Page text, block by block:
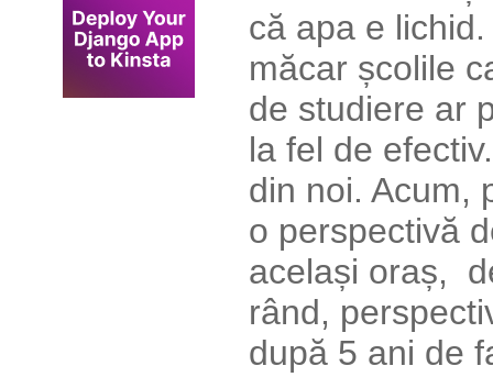
că apa e
măcar școlile
de studiere ar
la fel de
din noi.
o perspectivă
același oraș,
rând,
după 5 ani de